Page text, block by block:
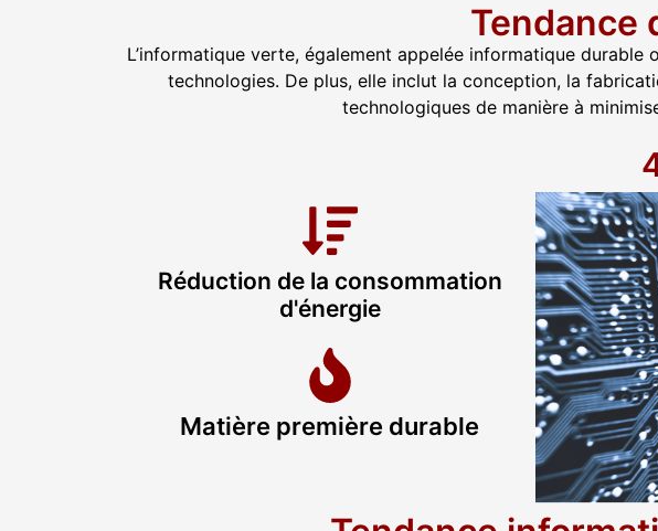
Tendance
L’informatique verte, également appelée informatique
technologies. De plus, elle inclut la conception, la
technologiques de manière à
Réduction de la consommation
d'énergie
Matière première durable